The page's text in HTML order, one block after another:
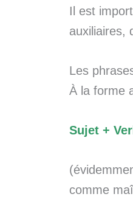
Il est
auxiliaires,
Les
À la forme
Sujet +
comme